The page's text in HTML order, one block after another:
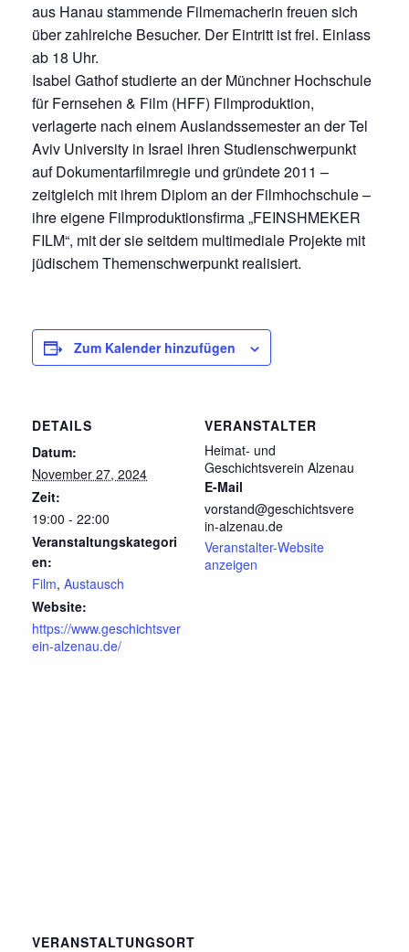
aus Hanau stammende Filmemacherin freuen sich
über zahlreiche Besucher. Der Eintritt ist frei. Einlass
ab 18 Uhr.
Isabel Gathof studierte an der Münchner Hochschule
für Fernsehen & Film (HFF) Filmproduktion,
verlagerte nach einem Auslandssemester an der Tel
Aviv University in Israel ihren Studienschwerpunkt
auf Dokumentarfilmregie und gründete 2011 –
zeitgleich mit ihrem Diplom an der Filmhochschule –
ihre eigene Filmproduktionsfirma „FEINSHMEKER
FILM“, mit der sie seitdem multimediale Projekte mit
jüdischem Themenschwerpunkt realisiert.
Zum Kalender hinzufügen
DETAILS
Datum:
November 27, 2024
Zeit:
19:00 - 22:00
Veranstaltungskategori
en:
Film, Austausch
Website:
https://www.geschichtsver
ein-alzenau.de/
VERANSTALTER
Heimat- und
Geschichtsverein Alzenau
E-Mail
vorstand@geschichtsvere
in-alzenau.de
Veranstalter-Website
anzeigen
VERANSTALTUNGSORT